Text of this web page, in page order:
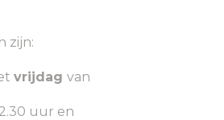
zijn:
vrijdag van
uur en